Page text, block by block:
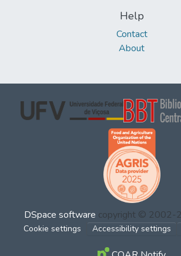
Help
Contact
About
DSpace software copyright © 2002-
Cookie settings Accessibility settings